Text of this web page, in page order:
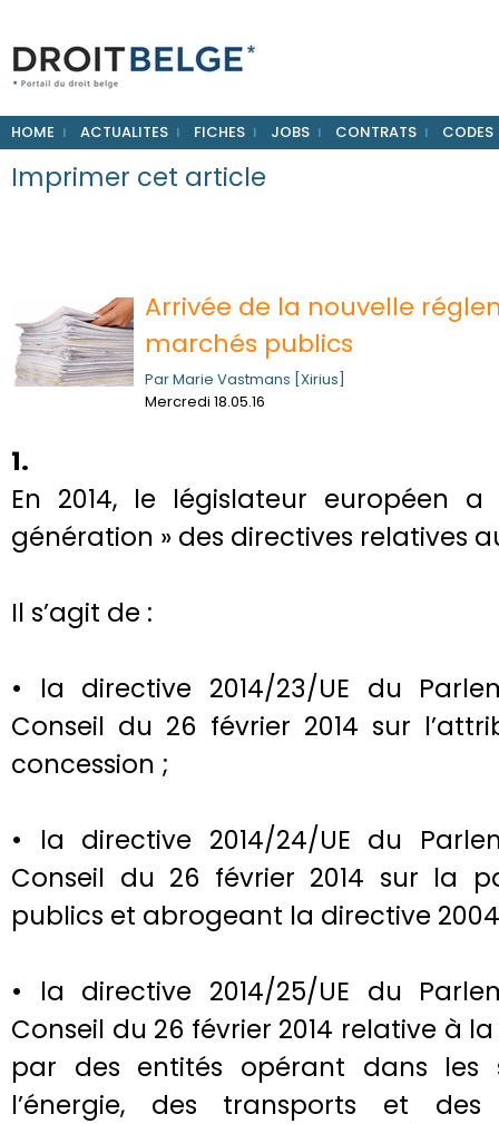
HOME ACTUALITES FICHES JOBS CONTRATS CODES
Imprimer cet article
Arrivée de la nouvelle
marchés publics
Par Marie Vastmans [Xirius]
Mercredi 18.05.16
1.
En 2014, le législateur européen
génération » des directives relatives
Il s’agit de :
• la directive 2014/23/UE du
Conseil du 26 février 2014 sur
concession ;
• la directive 2014/24/UE du
Conseil du 26 février 2014 sur la
publics et abrogeant la directive
• la directive 2014/25/UE du
Conseil du 26 février 2014 relative à
par des entités opérant dans les
l’énergie, des transports et